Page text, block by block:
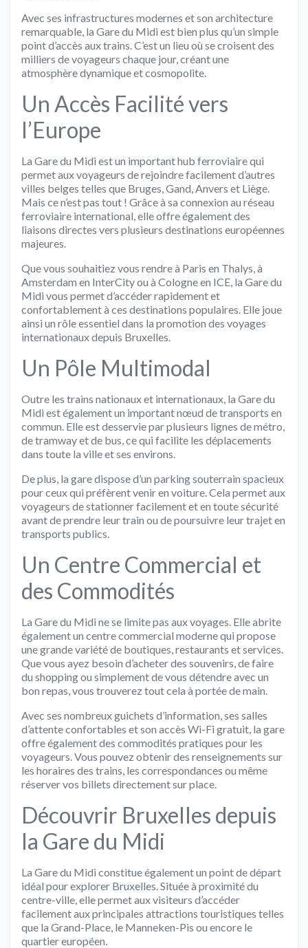
Avec ses infrastructures modernes et son architecture
remarquable, la Gare du Midi est bien plus qu’un simple
point d’accès aux trains. C’est un lieu où se croisent des
milliers de voyageurs chaque jour, créant une
atmosphère dynamique et cosmopolite.
Un Accès Facilité vers
l’Europe
La Gare du Midi est un important hub ferroviaire qui
permet aux voyageurs de rejoindre facilement d’autres
villes belges telles que Bruges, Gand, Anvers et Liège.
Mais ce n’est pas tout ! Grâce à sa connexion au réseau
ferroviaire international, elle offre également des
liaisons directes vers plusieurs destinations européennes
majeures.
Que vous souhaitiez vous rendre à Paris en Thalys, à
Amsterdam en InterCity ou à Cologne en ICE, la Gare du
Midi vous permet d’accéder rapidement et
confortablement à ces destinations populaires. Elle joue
ainsi un rôle essentiel dans la promotion des voyages
internationaux depuis Bruxelles.
Un Pôle Multimodal
Outre les trains nationaux et internationaux, la Gare du
Midi est également un important nœud de transports en
commun. Elle est desservie par plusieurs lignes de métro,
de tramway et de bus, ce qui facilite les déplacements
dans toute la ville et ses environs.
De plus, la gare dispose d’un parking souterrain spacieux
pour ceux qui préfèrent venir en voiture. Cela permet aux
voyageurs de stationner facilement et en toute sécurité
avant de prendre leur train ou de poursuivre leur trajet en
transports publics.
Un Centre Commercial et
des Commodités
La Gare du Midi ne se limite pas aux voyages. Elle abrite
également un centre commercial moderne qui propose
une grande variété de boutiques, restaurants et services.
Que vous ayez besoin d’acheter des souvenirs, de faire
du shopping ou simplement de vous détendre avec un
bon repas, vous trouverez tout cela à portée de main.
Avec ses nombreux guichets d’information, ses salles
d’attente confortables et son accès Wi-Fi gratuit, la gare
offre également des commodités pratiques pour les
voyageurs. Vous pouvez obtenir des renseignements sur
les horaires des trains, les correspondances ou même
réserver vos billets directement sur place.
Découvrir Bruxelles depuis
la Gare du Midi
La Gare du Midi constitue également un point de départ
idéal pour explorer Bruxelles. Située à proximité du
centre-ville, elle permet aux visiteurs d’accéder
facilement aux principales attractions touristiques telles
que la Grand-Place, le Manneken-Pis ou encore le
quartier européen.